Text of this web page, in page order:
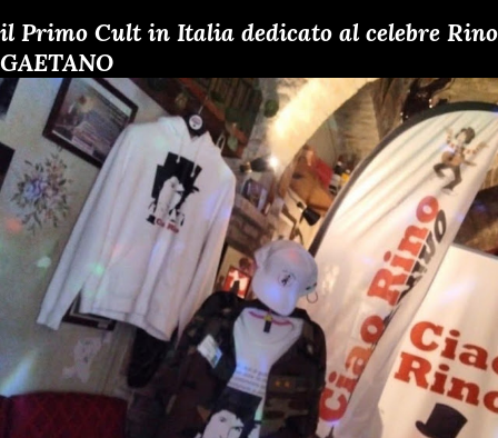
il Primo Cult in Italia dedicato al celebre Rino
GAETANO